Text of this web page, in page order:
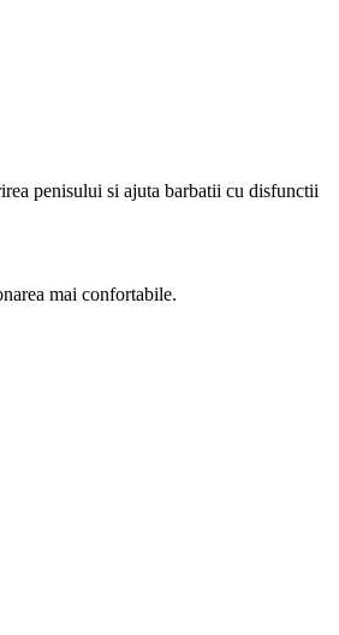
penisului si ajuta barbatii cu disfunctii
mai confortabile.